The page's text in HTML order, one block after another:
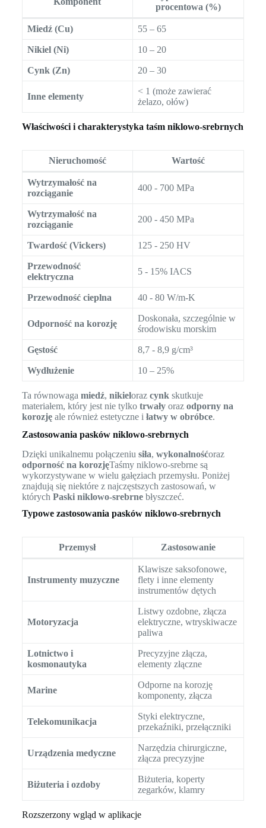
procentowa (%)
Miedź (Cu) 55 – 65
Nikiel (Ni) 10 – 20
Cynk (Zn) 20 – 30
Inne elementy
< 1 (może zawierać
żelazo, ołów)
Właściwości i charakterystyka taśm niklowo-srebrnych
Nieruchomość Wartość
Wytrzymałość na
rozciąganie
400 - 700 MPa
Wytrzymałość na
rozciąganie
200 - 450 MPa
Twardość (Vickers) 125 - 250 HV
Przewodność
elektryczna
5 - 15% IACS
Przewodność cieplna 40 - 80 W/m-K
Odporność na korozję
Doskonała, szczególnie w
środowisku morskim
Gęstość 8,7 - 8,9 g/cm³
Wydłużenie 10 – 25%
Ta równowaga miedź, nikieloraz cynkskutkuje
materiałem, który jest nie tylko trwałyoraz odporny na
korozjęale również estetyczne i łatwy w obróbce.
Zastosowania pasków niklowo-srebrnych
Dzięki unikalnemu połączeniu siła, wykonalnośćoraz
odporność na korozjęTaśmy niklowo-srebrne są
wykorzystywane w wielu gałęziach przemysłu. Poniżej
znajdują się niektóre z najczęstszych zastosowań, w
których Paski niklowo-srebrnebłyszczeć.
Typowe zastosowania pasków niklowo-srebrnych
Przemysł Zastosowanie
Instrumenty muzyczne
Klawisze saksofonowe,
flety i inne elementy
instrumentów dętych
Motoryzacja
Listwy ozdobne, złącza
elektryczne, wtryskiwacze
paliwa
Lotnictwo i
kosmonautyka
Precyzyjne złącza,
elementy złączne
Marine
Odporne na korozję
komponenty, złącza
Telekomunikacja
Styki elektryczne,
przekaźniki, przełączniki
Urządzenia medyczne
Narzędzia chirurgiczne,
złącza precyzyjne
Biżuteria i ozdoby
Biżuteria, koperty
zegarków, klamry
Rozszerzony wgląd w aplikacje